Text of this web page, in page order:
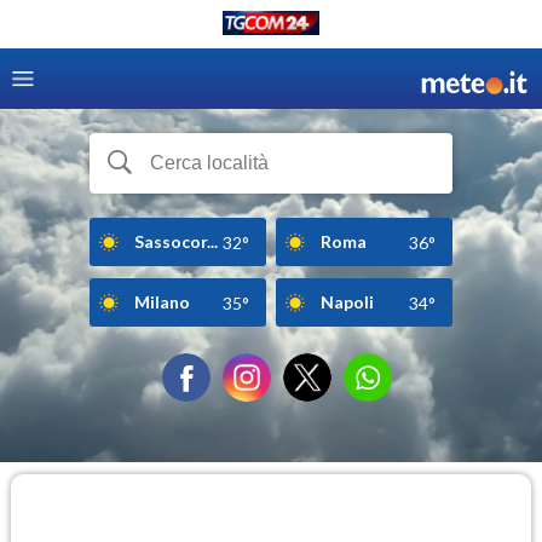
Sassocor... 32° Roma 36°
Milano 35° Napoli 34°